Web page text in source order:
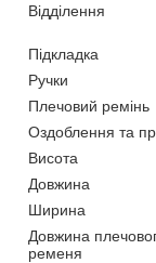
Відділення
Підкладка
Ручки
Плечовий ремінь
Оздоблення та
Висота
Довжина
Ширина
Довжина
ременя